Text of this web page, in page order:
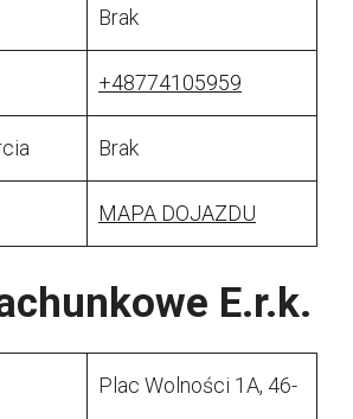
Brak
+48774105959
Brak
MAPA DOJAZDU
E.r.k.
Plac Wolności 1A, 46-